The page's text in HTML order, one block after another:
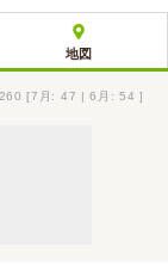
地図
[7月: 47 | 6月: 54 ]